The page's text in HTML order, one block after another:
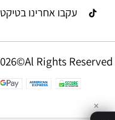
עקבו אחרינו
Rights Reserved
✕